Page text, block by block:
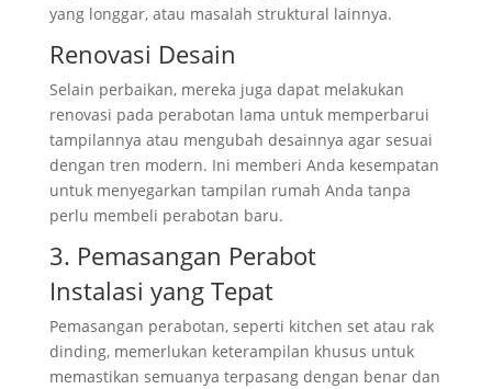
yang longgar, atau masalah struktural lainnya.
Renovasi Desain
Selain perbaikan, mereka juga dapat melakukan
renovasi pada perabotan lama untuk memperbarui
tampilannya atau mengubah desainnya agar sesuai
dengan tren modern. Ini memberi Anda kesempatan
untuk menyegarkan tampilan rumah Anda tanpa
perlu membeli perabotan baru.
3. Pemasangan Perabot
Instalasi yang Tepat
Pemasangan perabotan, seperti kitchen set atau rak
dinding, memerlukan keterampilan khusus untuk
memastikan semuanya terpasang dengan benar dan